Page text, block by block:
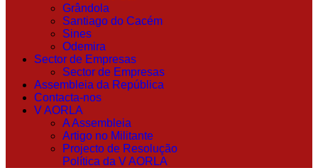
Grândola
Santiago do Cacém
Sines
Odemira
Sector de Empresas
Sector de Empresas
Assembleia da República
Contacta-nos
V AORLA
A Assembleia
Artigo no Militante
Projecto de Resolução
Política da V AORLA